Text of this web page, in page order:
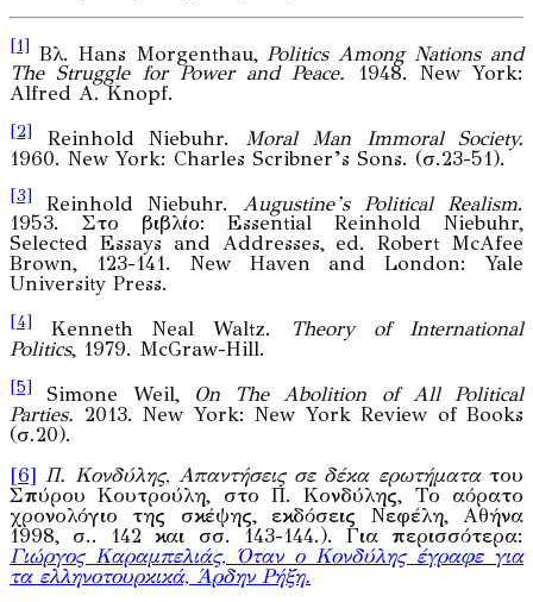
[1] Βλ. Hans Morgenthau, Politics Among Nations and
The Struggle for Power and Peace.
1948. New York:
Alfred A. Knopf.
[2] Reinhold Niebuhr. Moral Man Immoral Society.
1960. New York: Charles Scribner’s Sons. (σ.23-51).
[3] Reinhold Niebuhr. Augustine’s Political Realism.
1953. Στο βιβλίο: Essential Reinhold Niebuhr,
Selected Essays and Addresses, ed. Robert McAfee
Brown, 123-141. New Haven and London: Yale
University Press.
[4] Kenneth Neal Waltz. Theory of International
Politics, 1979. McGraw-Hill.
[5] Simone Weil,
On The Abolition of All Political
Parties. 2013. New York: New York Review of Books
(σ.20).
[6] Π. Κονδύλης, Απαντήσεις σε δέκα ερωτήματατου
Σπύρου Κουτρούλη, στο Π. Κονδύλης, Το αόρατο
χρονολόγιο της σκέψης, εκδόσεις Νεφέλη, Αθήνα
1998, σ.. 142 και σσ. 143-144.). Για περισσότερα:
Γιώργος Καραμπελιάς, Όταν ο Κονδύλης έγραφε για
τα ελληνοτουρκικά, Άρδην Ρήξη.